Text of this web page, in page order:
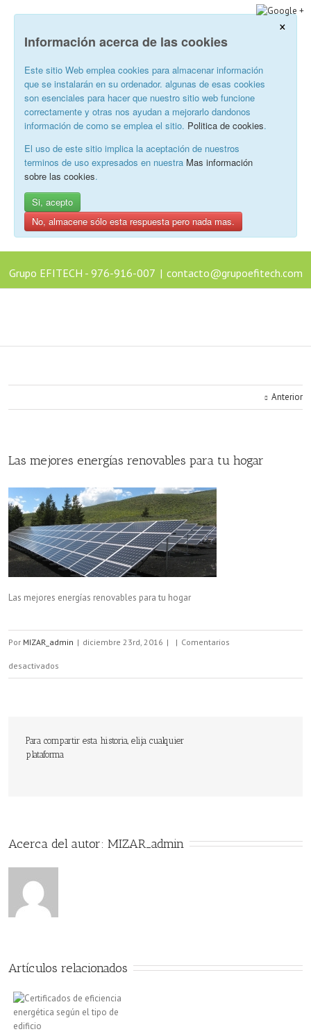
×
Información acerca de las cookies
Este sitio Web emplea cookies para almacenar información
que se instalarán en su ordenador. algunas de esas cookies
son esenciales para hacer que nuestro sitio web funcione
correctamente y otras nos ayudan a mejorarlo dandonos
información de como se emplea el sitio. Politica de cookies.
El uso de este sitio implica la aceptación de nuestros
terminos de uso expresados en nuestra Mas información
sobre las cookies.
Si, acepto
No, almacene sólo esta respuesta pero nada mas.
Grupo EFITECH - 976-916-007 | contacto@grupoefitech.com
Anterior
Las mejores energías renovables para tu hogar
Las mejores energías renovables para tu hogar
Por MIZAR_admin | diciembre 23rd, 2016 | | Comentarios
desactivados
energías
renovables
Para compartir esta historia, elija cualquier
plataforma
Acerca del autor: MIZAR_admin
Artículos relacionados